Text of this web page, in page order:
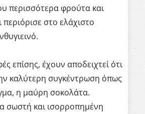
περισσότερα φρούτα και
περιόρισε στο ελάχιστο
επίσης, έχουν αποδειχτεί ότι
καλύτερη συγκέντρωση όπως
η μαύρη σοκολάτα.
σωστή και ισορροπημένη